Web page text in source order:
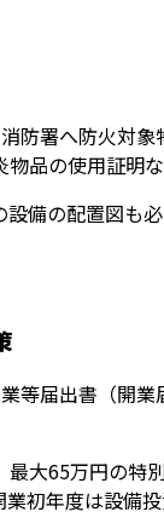
防署へ防火対
品の使用証明
備の配置図も
等届出書（開
大65万円の特
初年度は設備